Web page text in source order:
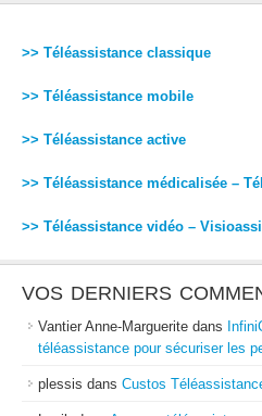
>> Téléassistance classique
>> Téléassistance mobile
>> Téléassistance active
>> Téléassistance médicalisée –
>> Téléassistance vidéo –
VOS DERNIERS
Vantier Anne-Marguerite dans
téléassistance pour sécuriser les
plessis dans Custos